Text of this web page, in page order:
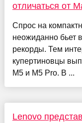
отличаться от
Спрос на
неожиданно
рекорды. Тем
купертиновцы
M5 и M5 Pro. В ...
Lenovo